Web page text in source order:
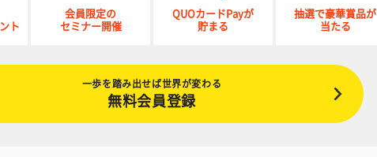
ト
会員限定の
セミナー開催
QUOカードPayが
貯まる
抽選で豪華賞品が
当たる
一歩を踏み出せば世界が変わる
無料会員登録